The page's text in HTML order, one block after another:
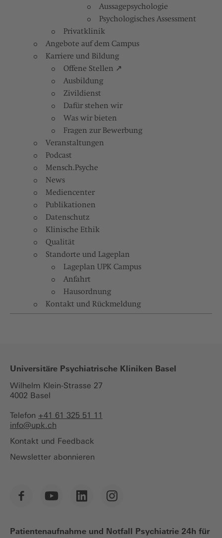
Aussagepsychologie
Psychologisches Assessment
Privatklinik
Angebote auf dem Campus
Karriere und Bildung
Offene Stellen ↗
Ausbildung
Zivildienst
Dafür stehen wir
Was wir bieten
Fragen zur Bewerbung
Veranstaltungen
Podcast
Mensch.Psyche
News
Mediencenter
Publikationen
Datenschutz
Klinische Ethik
Qualität
Standorte und Lageplan
Lageplan UPK Campus
Anfahrt
Hausordnung
Kontakt und Rückmeldung
Universitäre Psychiatrische Kliniken Basel
Wilhelm Klein-Strasse 27
4002 Basel
Telefon +41 61 325 51 11
info@upk.ch
Kontakt und Feedback
Newsletter abonnieren
Patientenaufnahme und Notfall Psychiatrie 24h für